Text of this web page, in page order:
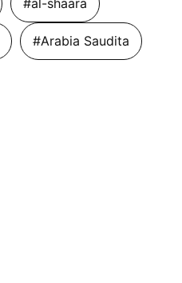
#Arabia Saudita